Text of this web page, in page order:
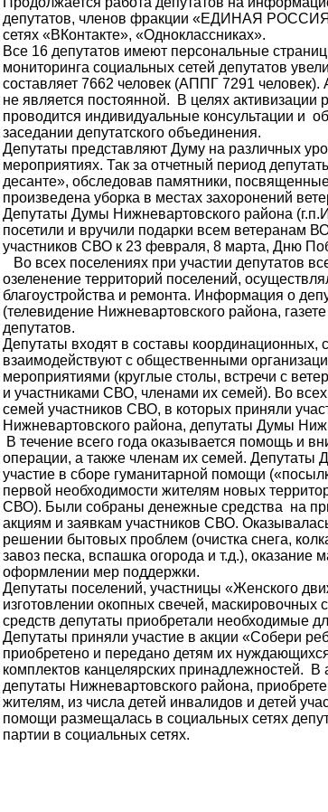
депутатов, членов фракции «ЕДИНАЯ
сетях «ВКонтакте», «Одноклассниках».
Все 16 депутатов имеют персональные
мониторинга социальных сетей депутатов
составляет 7662 человек (АППГ 7291 человек).
не является постоянной. В целях активизации
проводится индивидуальные консультации и
заседании депутатского объединения.
Депутаты представляют Думу на различных
мероприятиях. Так за отчетный период
десанте», обследовав памятники,
произведена уборка в местах захоронений
Депутаты Думы Нижневартовского района
посетили и вручили подарки всем ветеранам
участников СВО к 23 февраля, 8 марта, Дню
Во всех поселениях при участии депутатов
озеленение территорий поселений,
благоустройства и ремонта. Информация о
(телевидение Нижневартовского района,
депутатов.
Депутаты входят в составы координационных,
взаимодействуют с общественными
мероприятиями (круглые столы, встречи с
и участниками СВО, членами их семей). Во
семей участников СВО, в которых приняли
Нижневартовского района, депутаты Думы
В течение всего года оказывается помощь и
операции, а также членам их семей.
участие в сборе гуманитарной помощи
первой необходимости жителям новых
СВО). Были собраны денежные средства на
акциям и заявкам участников СВО.
решении бытовых проблем (очистка снега,
завоз песка, вспашка огорода и т.д.),
оформлении мер поддержки.
Депутаты поселений, участницы «Женского
изготовлении окопных свечей, маскировочных
средств депутаты приобретали необходимые
Депутаты приняли участие в акции «Собери
приобретено и передано детям их
комплектов канцелярских принадлежностей.
депутаты Нижневартовского района,
жителям, из числа детей инвалидов и детей
помощи размещалась в социальных сетях
партии в социальных сетях.